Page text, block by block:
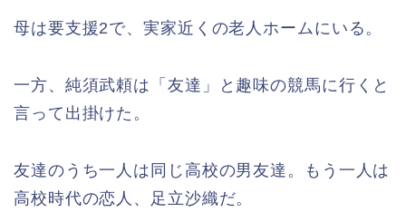
母は要支援2で、実家近くの老人ホームにいる。
一方、純須武頼は「友達」と趣味の競馬に行くと
言って出掛けた。
友達のうち一人は同じ高校の男友達。もう一人は
高校時代の恋人、足立沙織だ。